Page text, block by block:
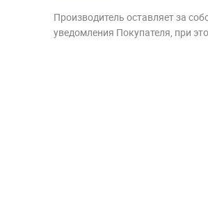
Производитель оставляет за
уведомления Покупателя, при